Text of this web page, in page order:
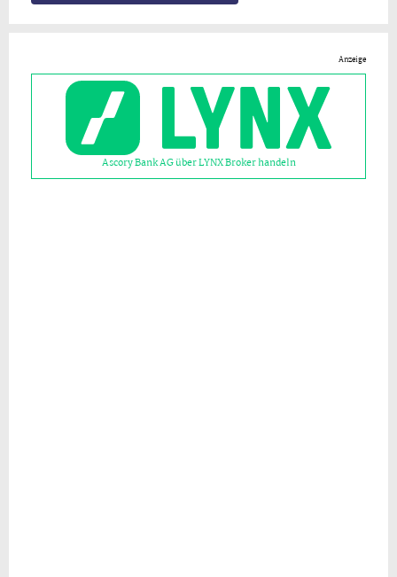
Anzeige
Ascory Bank AG über LYNX Broker handeln